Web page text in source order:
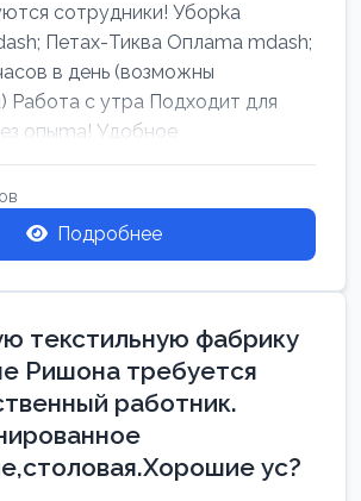
сотрудники! Убоpkа
Петах-Тиква Оплаma mdash;
в день (возможны
Работа с утpa Подходит для
опыma! Удобное
Н...
Подробнее
текстильную фабрику
Ришона требуется
работник.
ус?